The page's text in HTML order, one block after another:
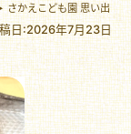
さかえこども園 思い出
日:2026年7月23日